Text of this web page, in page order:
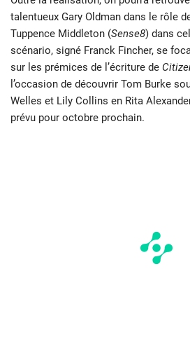
talentueux Gary Oldman dans le rôle
Tuppence Middleton (Sense8) dans
scénario, signé Franck Fincher, se
sur les prémices de l’écriture de
l’occasion de découvrir Tom Burke
Welles et Lily Collins en Rita
prévu pour octobre prochain.